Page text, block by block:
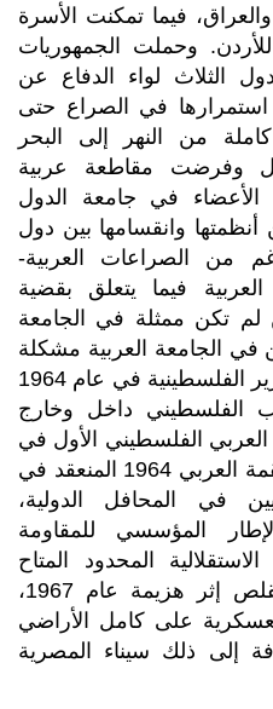
والعراق، فيما تمكنت الأسرة
وحملت الجمهوريات
الثلاث لواء الدفاع عن
استمرارها في الصراع حتى
من النهر إلى البحر
وفرضت مقاطعة عربية
الأعضاء في جامعة الدول
أنظمتها وانقسامها بين دول
من الصراعات العربية-
العربية فيما يتعلق بقضية
تكن ممثلة في الجامعة
في الجامعة العربية مشكلة
إلى أن تأسست منظمة التحرير الفلسطينية في عام 1964
داخل وخارج
العربي الفلسطيني الأول في
القدس نتيجة لقرار مؤتمر القمة العربي 1964 المنعقد في
في المحافل الدولية،
المؤسسي للمقاومة
المحدود المتاح
للمنظمة بدعم من مصر تقلص إثر هزيمة عام 1967،
على كامل الأراضي
إلى ذلك سيناء المصرية